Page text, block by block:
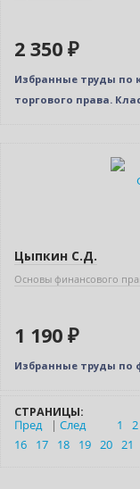
2 350 ₽
Избранные труды по
торгового права.
Цыпкин С.Д.
Основы финансового
1 190 ₽
Избранные труды по
СТРАНИЦЫ:
Пред
| След 1 2
16
17 18 19 20 21